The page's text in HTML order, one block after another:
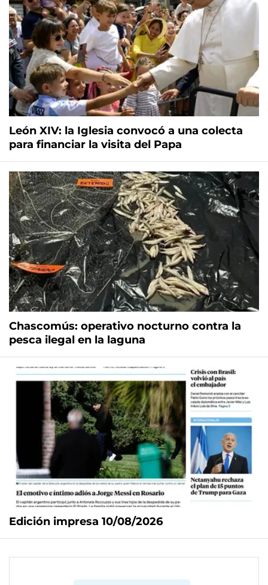
León XIV: la Iglesia convocó a una colecta
para financiar la visita del Papa
Chascomús: operativo nocturno contra la
pesca ilegal en la laguna
Edición impresa 10/08/2026